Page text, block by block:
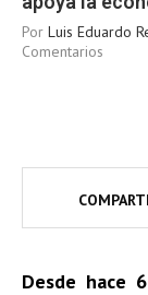
Por Luis Eduardo
Comentarios
Desde hace